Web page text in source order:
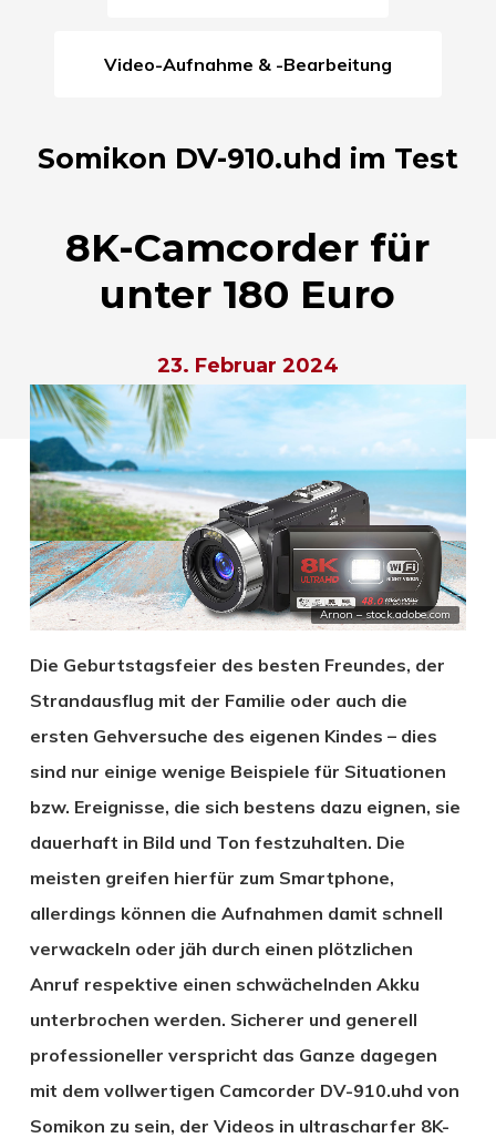
Video-Aufnahme & -Bearbeitung
Somikon DV-910.uhd im Test
8K-Camcorder für
unter 180 Euro
23. Februar 2024
Arnon – stock.adobe.com
Die Geburtstagsfeier des besten Freundes, der
Strandausflug mit der Familie oder auch die
ersten Gehversuche des eigenen Kindes – dies
sind nur einige wenige Beispiele für Situationen
bzw. Ereignisse, die sich bestens dazu eignen, sie
dauerhaft in Bild und Ton festzuhalten. Die
meisten greifen hierfür zum Smartphone,
allerdings können die Aufnahmen damit schnell
verwackeln oder jäh durch einen plötzlichen
Anruf respektive einen schwächelnden Akku
unterbrochen werden. Sicherer und generell
professioneller verspricht das Ganze dagegen
mit dem vollwertigen Camcorder DV-910.uhd von
Somikon zu sein, der Videos in ultrascharfer 8K-